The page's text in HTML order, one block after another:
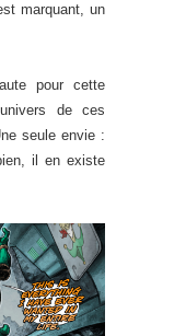
marquant, un
pour cette
de ces
seule envie :
il en existe